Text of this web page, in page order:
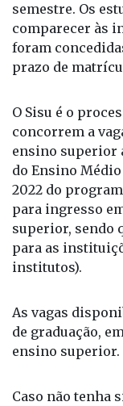
semestre. Os
comparecer às
foram
prazo de
O Sisu é o
concorrem a
ensino superior
do Ensino
2022 do
para ingresso
superior, sendo
para as
institutos).
As vagas
de graduação,
ensino superior.
Caso não tenha